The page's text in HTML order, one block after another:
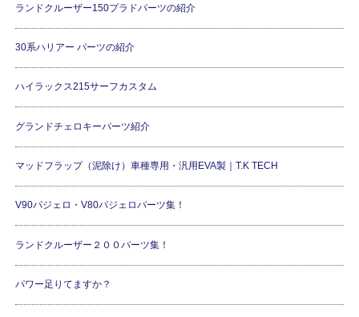
ランドクルーザー150プラドパーツの紹介
30系ハリアー パーツの紹介
ハイラックス215サーフカスタム
グランドチェロキーパーツ紹介
マッドフラップ（泥除け）車種専用・汎用EVA製｜T.K TECH
V90パジェロ・V80パジェロパーツ集！
ランドクルーザー２００パーツ集！
パワー足りてますか？